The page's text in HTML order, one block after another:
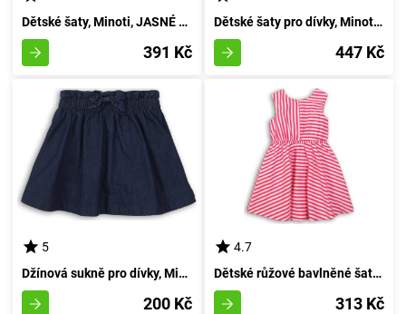
Dětské šaty, Minoti, JASNÉ 4, dívčí - 98/104 | 3/4let
391 Kč
Dětské šaty pro dívky, Minoti, RŮŽOVÉ 4, dívčí - velikost 152/158 | ve věku 12/13 let
447 Kč
5
Džínová sukně pro dívky, Minoti, CESTOVATELKA 12, modrá - velikost 92/98 | pro věk 2-3 let
200 Kč
4.7
Dětské růžové bavlněné šaty, Minoti, Funhouse 6, velikost 86/92 | 18-24 měsíců
313 Kč